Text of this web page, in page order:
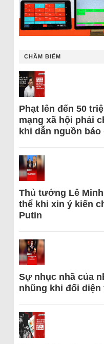
CHÂM BIẾM
Phạt lên đến 50
mạng xã hội phải
khi dẫn nguồn báo
Thủ tướng Lê
thể khi xin ý kiến
Putin
Sự nhục nhã của
nhũng khi đối